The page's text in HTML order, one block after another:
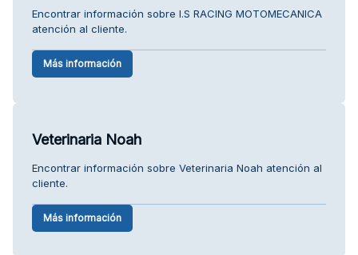
Encontrar información sobre I.S RACING MOTOMECANICA
atención al cliente.
Más información
Veterinaria Noah
Encontrar información sobre Veterinaria Noah atención al
cliente.
Más información